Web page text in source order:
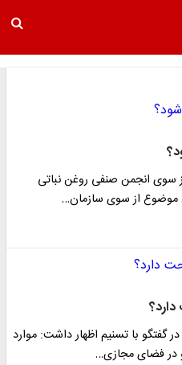
سوی انجمن صنفی روغن نباتی
موضوع از سوی سازمان…
گفتگو با تسنیم اظهار داشت: موارد
در فضای مجازی…